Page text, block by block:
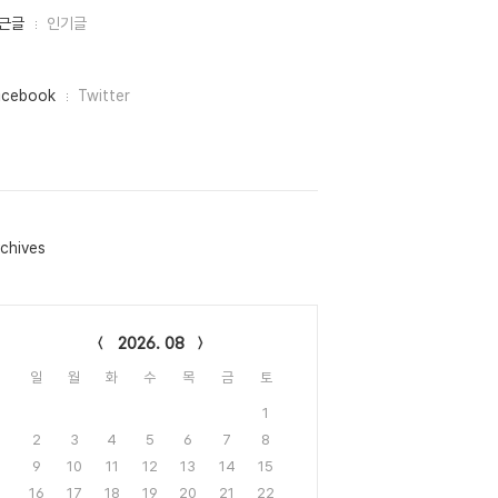
글 인기글
Twitter
2026. 08
일 월 화 수 목 금 토
1
2
3 4 5 6 7
8
9
10 11 12 13 14
15
16
17 18 19 20 21
22